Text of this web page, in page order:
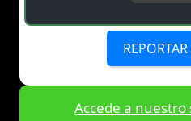
Accede a nuestro